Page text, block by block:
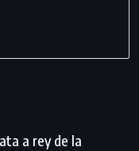
a rey de la